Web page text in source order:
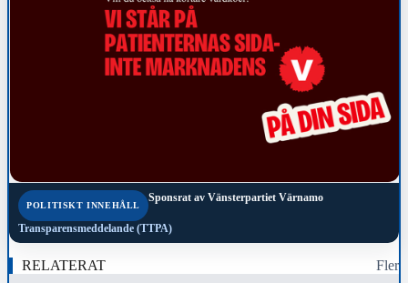
POLITISKT INNEHÅLL
Sponsrat av Vänsterpartiet Värnamo
Transparensmeddelande (TTPA)
RELATERAT Fler